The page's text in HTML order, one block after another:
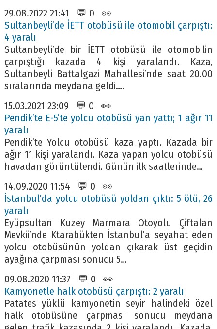
29.08.2022 21:41 💬 0 👀
Sultanbeyli’de İETT otobüsü ile otomobil çarpıştı:
4 yaralı
Sultanbeyli’de bir İETT otobüsü ile otomobilin
çarpıştığı kazada 4 kişi yaralandı. Kaza,
Sultanbeyli Battalgazi Mahallesi’nde saat 20.00
sıralarında meydana geldi….
15.03.2021 23:09 💬 0 👀
Pendik’te E-5’te yolcu otobüsü yan yattı; 1 ağır 11
yaralı
Pendik’te Yolcu otobüsü kaza yaptı. Kazada bir
ağır 11 kişi yaralandı. Kaza yapan yolcu otobüsü
havadan görüntülendi. Günün ilk saatlerinde…
14.09.2020 11:54 💬 0 👀
İstanbul’da yolcu otobüsü yoldan çıktı: 5 ölü, 26
yaralı
Eyüpsultan Kuzey Marmara Otoyolu Çiftalan
Mevkii’nde Ktarabükten İstanbul’a seyahat eden
yolcu otobüsünün yoldan çıkarak üst geçidin
ayağına çarpması sonucu 5…
09.08.2020 11:37 💬 0 👀
Kamyonetle halk otobüsü çarpıştı: 2 yaralı
Patates yüklü kamyonetin seyir halindeki özel
halk otobüsüne çarpması sonucu meydana